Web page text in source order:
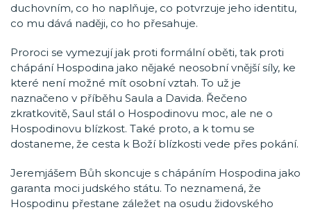
duchovním, co ho naplňuje, co potvrzuje jeho identitu,
co mu dává naději, co ho přesahuje.
Proroci se vymezují jak proti formální oběti, tak proti
chápání Hospodina jako nějaké neosobní vnější síly, ke
které není možné mít osobní vztah. To už je
naznačeno v příběhu Saula a Davida. Řečeno
zkratkovitě, Saul stál o Hospodinovu moc, ale ne o
Hospodinovu blízkost. Také proto, a k tomu se
dostaneme, že cesta k Boží blízkosti vede přes pokání.
Jeremjášem Bůh skoncuje s chápáním Hospodina jako
garanta moci judského státu. To neznamená, že
Hospodinu přestane záležet na osudu židovského